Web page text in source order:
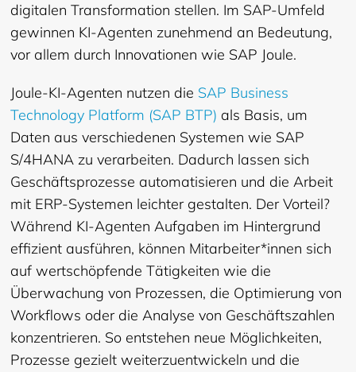
digitalen Transformation stellen. Im SAP-Umfeld
gewinnen KI-Agenten zunehmend an Bedeutung,
vor allem durch Innovationen wie SAP Joule.
Joule-KI-Agenten nutzen die SAP Business
Technology Platform (SAP BTP) als Basis, um
Daten aus verschiedenen Systemen wie SAP
S/4HANA zu verarbeiten. Dadurch lassen sich
Geschäftsprozesse automatisieren und die Arbeit
mit ERP-Systemen leichter gestalten. Der Vorteil?
Während KI-Agenten Aufgaben im Hintergrund
effizient ausführen, können Mitarbeiter*innen sich
auf wertschöpfende Tätigkeiten wie die
Überwachung von Prozessen, die Optimierung von
Workflows oder die Analyse von Geschäftszahlen
konzentrieren. So entstehen neue Möglichkeiten,
Prozesse gezielt weiterzuentwickeln und die